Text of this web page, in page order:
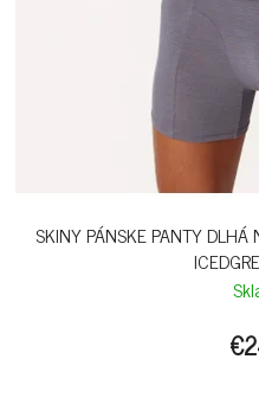
SKINY PÁNSKE PANTY